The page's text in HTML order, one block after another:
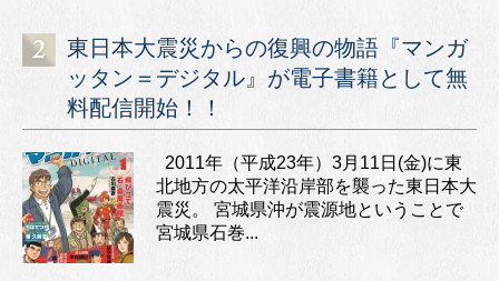
東日本大震災からの復興の物語『マンガ
ッタン＝デジタル』が電子書籍として無
料配信開始！！
2011年（平成23年）3月11日(金)に東
北地方の太平洋沿岸部を襲った東日本大
震災。 宮城県沖が震源地ということで
宮城県石巻...